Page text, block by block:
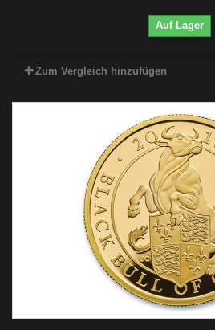
Auf Lager
Zum Vergleich hinzufügen